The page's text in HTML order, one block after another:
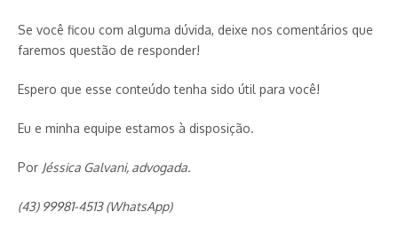
Se você ficou com alguma dúvida, deixe nos comentários que
faremos questão de responder!
Espero que esse conteúdo tenha sido útil para você!
Eu e minha equipe estamos à disposição.
Por Jéssica Galvani, advogada.
(43) 99981-4513 (WhatsApp)